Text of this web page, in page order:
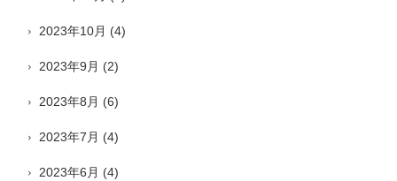
2023年10月 (4)
2023年9月 (2)
2023年8月 (6)
2023年7月 (4)
2023年6月 (4)